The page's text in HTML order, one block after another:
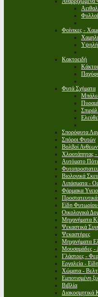
Φοίνικες -
Κακτοειδή
Κάκτοι
Φυτά Σχήματα
Σπορόφυτα
Σπόροι Φυτών
Βολβοί
Χλοοτάπητας -
Αυτόματο
Βιολογικά
Λιπάσματα -
Φάρμακα
Είδη
Οικολογικά
Μηχανήματα
Ψεκαστικά
Ψεκαστήρες
Μηχανήματα
Μουσαμάδες -
Γλάστρες -
Εργαλεία -
Χώματα -
Εμποτισμένη
Βιβλία
Διακοσμητικά